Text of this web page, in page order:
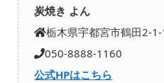
炭焼き よん
栃木県宇都宮市鶴田2-
050-8888-1160
公式HPはこちら